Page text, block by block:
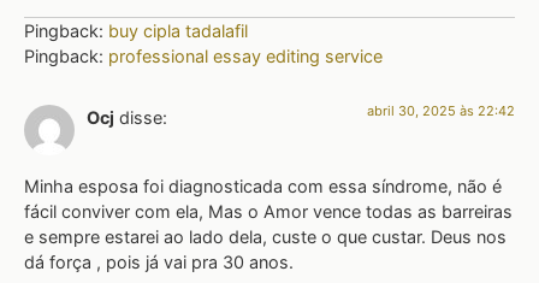
Pingback: buy cipla tadalafil
Pingback: professional essay editing service
Ocj disse: abril 30, 2025 às 22:42
Minha esposa foi diagnosticada com essa síndrome, não é
fácil conviver com ela, Mas o Amor vence todas as barreiras
e sempre estarei ao lado dela, custe o que custar. Deus nos
dá força , pois já vai pra 30 anos.